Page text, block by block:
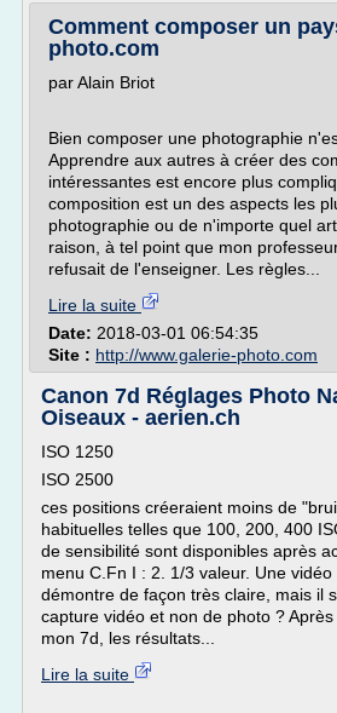
Comment composer un
photo.com
par Alain Briot
Bien composer une photographie
Apprendre aux autres à créer des
intéressantes est encore plus
composition est un des aspects les
photographie ou de n'importe quel
raison, à tel point que mon
refusait de l'enseigner. Les règles...
Lire la suite
Date: 2018-03-01 06:54:35
Site : http://www.galerie-photo.com
Canon 7d Réglages Photo
Oiseaux - aerien.ch
ISO 1250
ISO 2500
ces positions créeraient moins de
habituelles telles que 100, 200, 400
de sensibilité sont disponibles après
menu C.Fn I : 2. 1/3 valeur. Une
démontre de façon très claire, mais il
capture vidéo et non de photo ?
mon 7d, les résultats...
Lire la suite